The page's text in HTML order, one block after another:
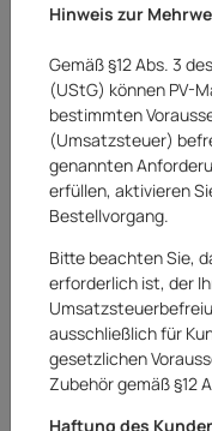
Einhell
Einhell Akku
gebraucht
Hinweis zur
Gemäß §12 Abs. 3
(UStG) können PV-
bestimmten
(Umsatzsteuer)
genannten
erfüllen, aktivieren
Bestellvorgang.
Bitte beachten Sie,
erforderlich ist, der
ausschließlich für
gesetzlichen
Zubehör gemäß §12
Haftung des